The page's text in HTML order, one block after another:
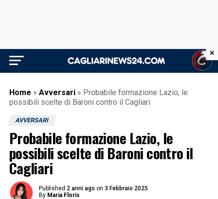
Home » Avversari » Probabile formazione Lazio, le
possibili scelte di Baroni contro il Cagliari
AVVERSARI
Probabile formazione Lazio, le
possibili scelte di Baroni contro il
Cagliari
Published 2 anni ago on 3 Febbraio 2025
By Maria Floris
×